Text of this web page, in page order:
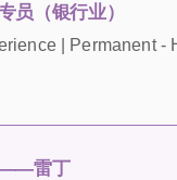
员（银行业）
| Permanent -
——雷丁